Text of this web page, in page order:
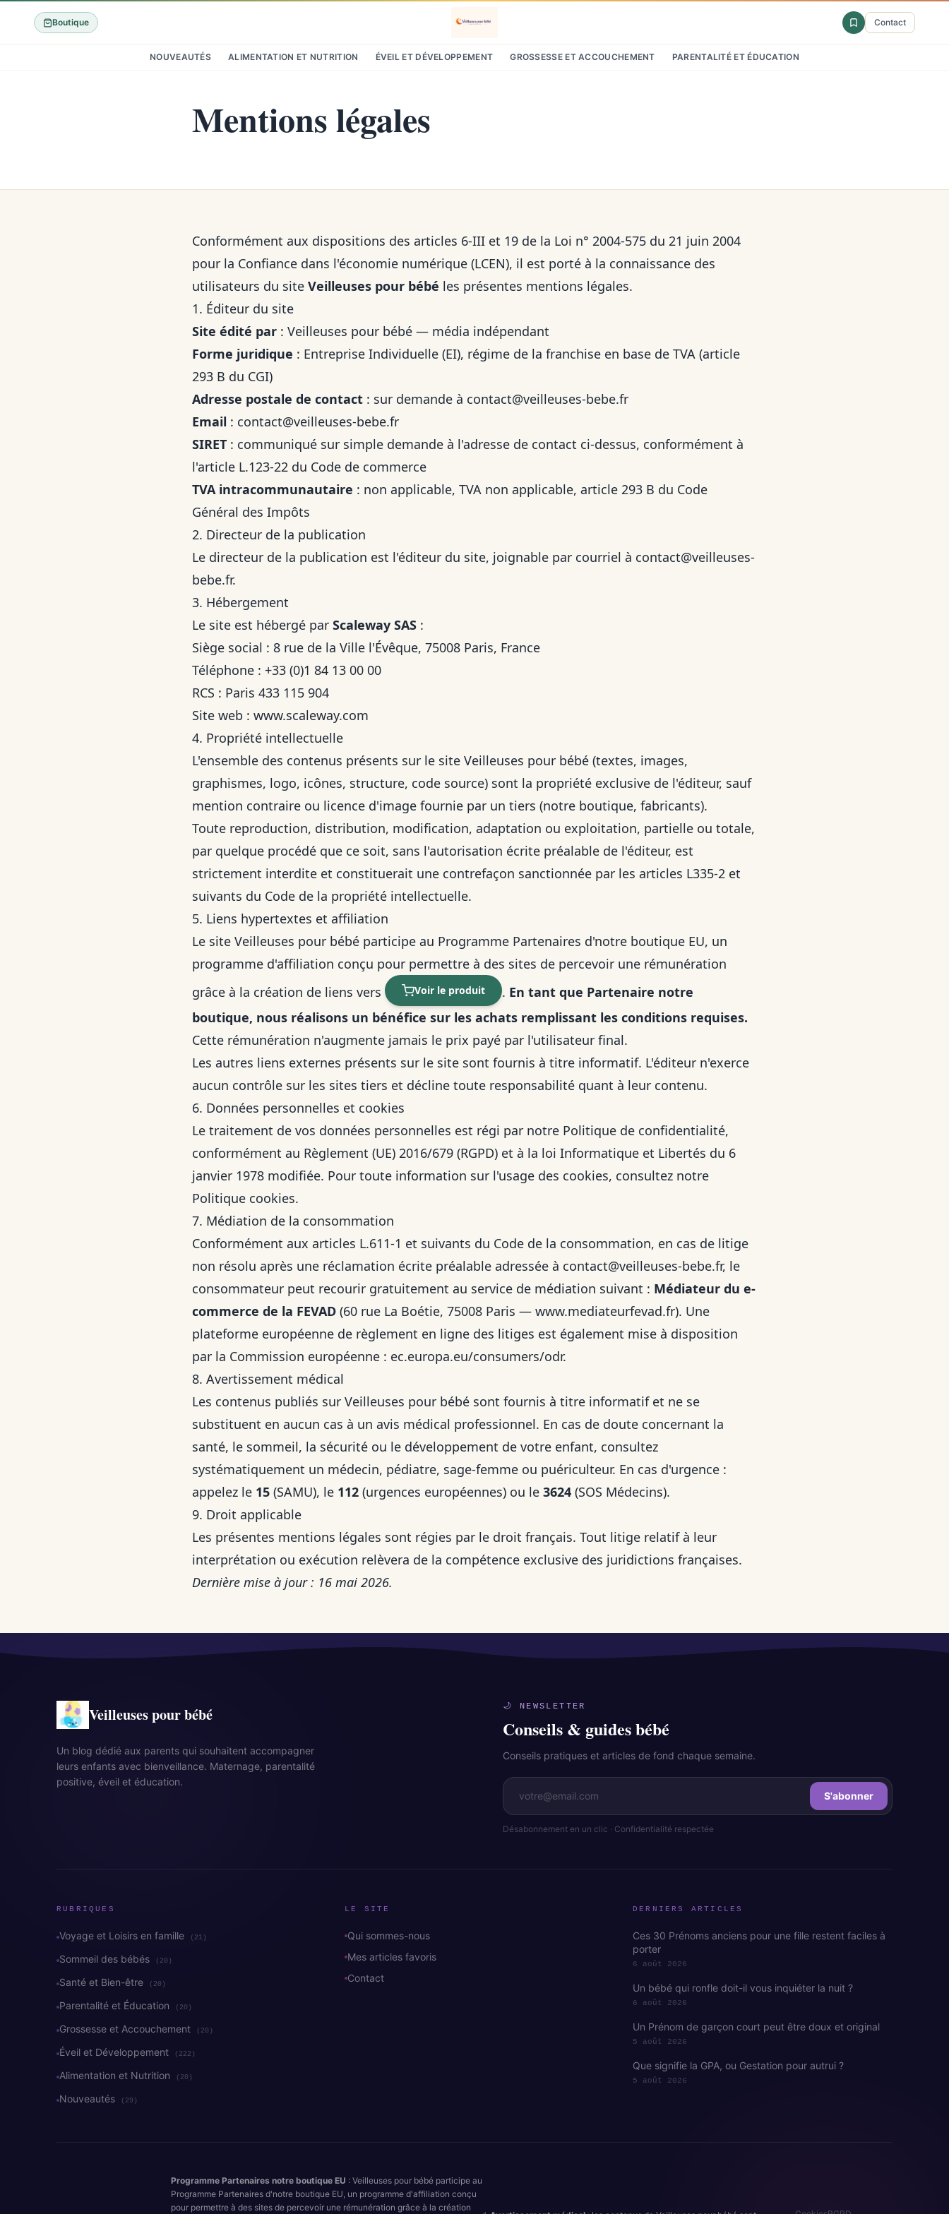
Boutique Contact
NOUVEAUTÉS ALIMENTATION ET NUTRITION ÉVEIL ET DÉVELOPPEMENT GROSSESSE ET ACCOUCHEMENT PARENTALITÉ ET ÉDUCATION
Mentions légales
Conformément aux dispositions des articles 6-III et 19 de la Loi n° 2004-575 du 21 juin 2004
pour la Confiance dans l'économie numérique (LCEN), il est porté à la connaissance des
utilisateurs du site Veilleuses pour bébé les présentes mentions légales.
1. Éditeur du site
Site édité par : Veilleuses pour bébé — média indépendant
Forme juridique : Entreprise Individuelle (EI), régime de la franchise en base de TVA (article
293 B du CGI)
Adresse postale de contact : sur demande à contact@veilleuses-bebe.fr
Email : contact@veilleuses-bebe.fr
SIRET : communiqué sur simple demande à l'adresse de contact ci-dessus, conformément à
l'article L.123-22 du Code de commerce
TVA intracommunautaire : non applicable, TVA non applicable, article 293 B du Code
Général des Impôts
2. Directeur de la publication
Le directeur de la publication est l'éditeur du site, joignable par courriel à contact@veilleuses-
bebe.fr.
3. Hébergement
Le site est hébergé par Scaleway SAS :
Siège social : 8 rue de la Ville l'Évêque, 75008 Paris, France
Téléphone : +33 (0)1 84 13 00 00
RCS : Paris 433 115 904
Site web : www.scaleway.com
4. Propriété intellectuelle
L'ensemble des contenus présents sur le site Veilleuses pour bébé (textes, images,
graphismes, logo, icônes, structure, code source) sont la propriété exclusive de l'éditeur, sauf
mention contraire ou licence d'image fournie par un tiers (notre boutique, fabricants).
Toute reproduction, distribution, modification, adaptation ou exploitation, partielle ou totale,
par quelque procédé que ce soit, sans l'autorisation écrite préalable de l'éditeur, est
strictement interdite et constituerait une contrefaçon sanctionnée par les articles L335-2 et
suivants du Code de la propriété intellectuelle.
5. Liens hypertextes et affiliation
Le site Veilleuses pour bébé participe au Programme Partenaires d'notre boutique EU, un
programme d'affiliation conçu pour permettre à des sites de percevoir une rémunération
grâce à la création de liens vers
Voir le produit . En tant que Partenaire notre
boutique, nous réalisons un bénéfice sur les achats remplissant les conditions requises.
Cette rémunération n'augmente jamais le prix payé par l'utilisateur final.
Les autres liens externes présents sur le site sont fournis à titre informatif. L'éditeur n'exerce
aucun contrôle sur les sites tiers et décline toute responsabilité quant à leur contenu.
6. Données personnelles et cookies
Le traitement de vos données personnelles est régi par notre Politique de confidentialité,
conformément au Règlement (UE) 2016/679 (RGPD) et à la loi Informatique et Libertés du 6
janvier 1978 modifiée. Pour toute information sur l'usage des cookies, consultez notre
Politique cookies.
7. Médiation de la consommation
Conformément aux articles L.611-1 et suivants du Code de la consommation, en cas de litige
non résolu après une réclamation écrite préalable adressée à contact@veilleuses-bebe.fr, le
consommateur peut recourir gratuitement au service de médiation suivant : Médiateur du e-
commerce de la FEVAD (60 rue La Boétie, 75008 Paris — www.mediateurfevad.fr). Une
plateforme européenne de règlement en ligne des litiges est également mise à disposition
par la Commission européenne : ec.europa.eu/consumers/odr.
8. Avertissement médical
Les contenus publiés sur Veilleuses pour bébé sont fournis à titre informatif et ne se
substituent en aucun cas à un avis médical professionnel. En cas de doute concernant la
santé, le sommeil, la sécurité ou le développement de votre enfant, consultez
systématiquement un médecin, pédiatre, sage-femme ou puériculteur. En cas d'urgence :
appelez le 15 (SAMU), le 112 (urgences européennes) ou le 3624 (SOS Médecins).
9. Droit applicable
Les présentes mentions légales sont régies par le droit français. Tout litige relatif à leur
interprétation ou exécution relèvera de la compétence exclusive des juridictions françaises.
Dernière mise à jour : 16 mai 2026.
Veilleuses pour bébé
Un blog dédié aux parents qui souhaitent accompagner
leurs enfants avec bienveillance. Maternage, parentalité
positive, éveil et éducation.
🌙 NEWSLETTER
Conseils & guides bébé
Conseils pratiques et articles de fond chaque semaine.
S'abonner
Désabonnement en un clic · Confidentialité respectée
RUBRIQUES
Voyage et Loisirs en famille (21)
Sommeil des bébés (20)
Santé et Bien-être (20)
Parentalité et Éducation (20)
Grossesse et Accouchement (20)
Éveil et Développement (222)
Alimentation et Nutrition (20)
Nouveautés (29)
LE SITE
Qui sommes-nous
Mes articles favoris
Contact
DERNIERS ARTICLES
Ces 30 Prénoms anciens pour une fille restent faciles à
porter
6 août 2026
Un bébé qui ronfle doit-il vous inquiéter la nuit ?
6 août 2026
Un Prénom de garçon court peut être doux et original
5 août 2026
Que signifie la GPA, ou Gestation pour autrui ?
5 août 2026
Programme Partenaires notre boutique EU : Veilleuses pour bébé participe au
Programme Partenaires d'notre boutique EU, un programme d'affiliation conçu
pour permettre à des sites de percevoir une rémunération grâce à la création